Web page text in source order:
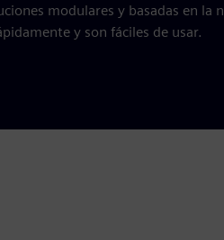
modulares y basadas en la
y son fáciles de usar.